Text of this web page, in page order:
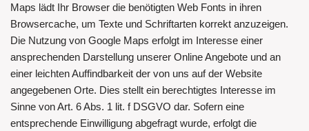
Maps lädt Ihr Browser die benötigten Web Fonts in ihren
Browsercache, um Texte und Schriftarten korrekt anzuzeigen.
Die Nutzung von Google Maps erfolgt im Interesse einer
ansprechenden Darstellung unserer Online Angebote und an
einer leichten Auffindbarkeit der von uns auf der Website
angegebenen Orte. Dies stellt ein berechtigtes Interesse im
Sinne von Art. 6 Abs. 1 lit. f DSGVO dar. Sofern eine
entsprechende Einwilligung abgefragt wurde, erfolgt die